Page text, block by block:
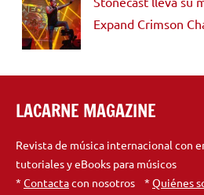
Expand Crimson
LACARNE MAGAZINE
Revista de música internacional con
tutoriales y eBooks para músicos
* Contactacon nosotros * Quiénes